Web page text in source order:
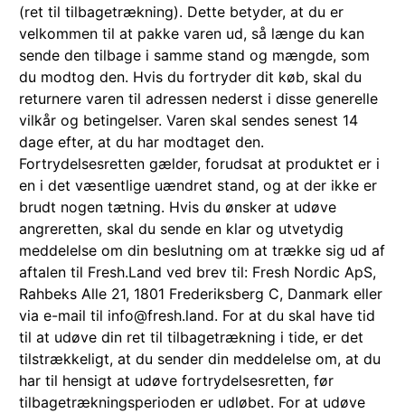
(ret til tilbagetrækning). Dette betyder, at du er
velkommen til at pakke varen ud, så længe du kan
sende den tilbage i samme stand og mængde, som
du modtog den. Hvis du fortryder dit køb, skal du
returnere varen til adressen nederst i disse generelle
vilkår og betingelser. Varen skal sendes senest 14
dage efter, at du har modtaget den.
Fortrydelsesretten gælder, forudsat at produktet er i
en i det væsentlige uændret stand, og at der ikke er
brudt nogen tætning. Hvis du ønsker at udøve
angreretten, skal du sende en klar og utvetydig
meddelelse om din beslutning om at trække sig ud af
aftalen til Fresh.Land ved brev til: Fresh Nordic ApS,
Rahbeks Alle 21, 1801 Frederiksberg C, Danmark eller
via e-mail til info@fresh.land. For at du skal have tid
til at udøve din ret til tilbagetrækning i tide, er det
tilstrækkeligt, at du sender din meddelelse om, at du
har til hensigt at udøve fortrydelsesretten, før
tilbagetrækningsperioden er udløbet. For at udøve